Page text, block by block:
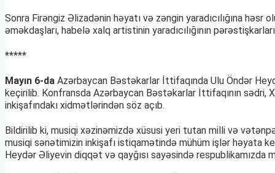
Sonra Firəngiz Əlizadənin həyatı və zəngin yaradıcılığına
əməkdaşları, habelə xalq artistinin yaradıcılığının
*****
Mayın 6-da Azərbaycan Bəstəkarlar İttifaqında Ulu Öndər
keçirilib. Konfransda Azərbaycan Bəstəkarlar İttifaqının sədri,
inkişafındakı xidmətlərindən söz açıb.
Bildirilib ki, musiqi xəzinəmizdə xüsusi yeri tutan milli və
musiqi sənətimizin inkişafı istiqamətində mühüm işlər həyata
Heydər Əliyevin diqqət və qayğısı sayəsində